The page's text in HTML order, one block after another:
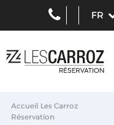
Accueil Les Carroz
Réservation